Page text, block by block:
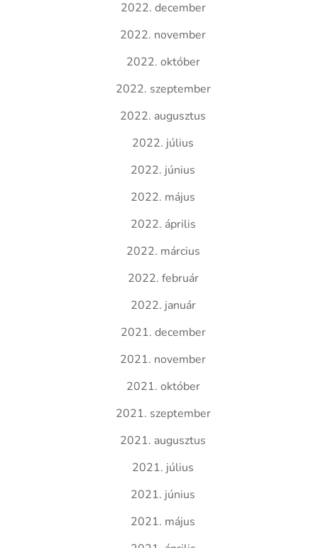
2022. december
2022. november
2022. október
2022. szeptember
2022. augusztus
2022. július
2022. június
2022. május
2022. április
2022. március
2022. február
2022. január
2021. december
2021. november
2021. október
2021. szeptember
2021. augusztus
2021. július
2021. június
2021. május